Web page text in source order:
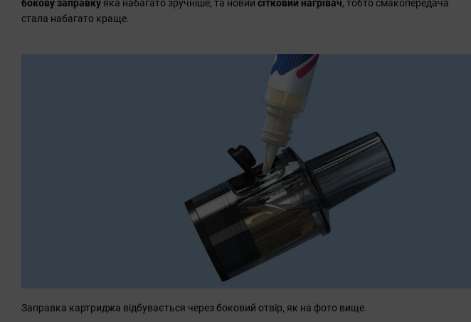
бокову заправку яка набагато зручніше, та новий сітковий нагрівач, тобто смакопередача
стала набагато краще.
Заправка картриджа відбувається через боковий отвір, як на фото вище.